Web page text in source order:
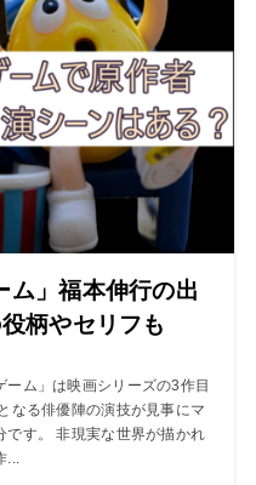
ム」福本伸行の出
柄やセリフも
ム」は映画シリーズの3作目
なる俳優陣の演技が見事にマ
です。 非現実な世界が描かれ